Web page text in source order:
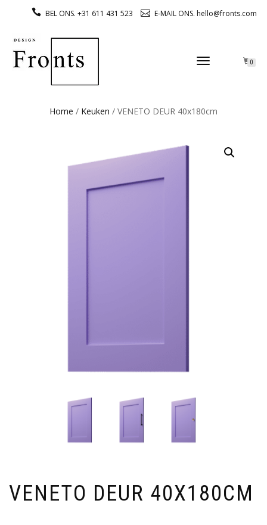
BEL ONS. +31 611 431 523 E-MAIL ONS. hello@fronts.com
TOGGLE
0
Home / Keuken / VENETO DEUR 40x180cm
VENETO DEUR 40X180CM